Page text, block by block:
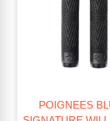
POIGNÉES